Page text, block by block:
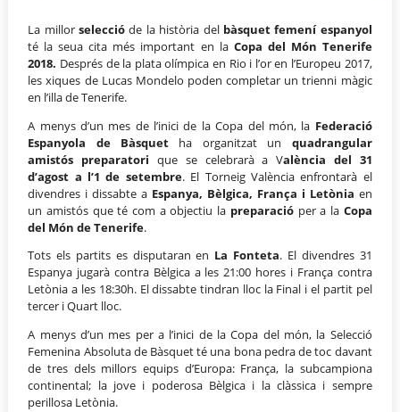
La millorselecció de la història delbàsquet femení espanyol
té la seua cita més important en la Copa del Món Tenerife
2018. Després de la plata olímpica en Rio i l’or en l’Europeu 2017,
les xiques de Lucas Mondelo poden completar un trienni màgic
en l’illa de Tenerife.
A menys d’un mes de l’inici de la Copa del món, la Federació
Espanyola de Bàsquet ha organitzat un quadrangular
amistós preparatori que se celebrarà a València del 31
d’agost a l’1 de setembre. El Torneig València enfrontarà el
divendres i dissabte a Espanya, Bèlgica, França i Letònia en
un amistós que té com a objectiu la preparacióper a laCopa
del Món de Tenerife.
Tots els partits es disputaran en La Fonteta. El divendres 31
Espanya jugarà contra Bèlgica a les 21:00 hores i França contra
Letònia a les 18:30h. El dissabte tindran lloc la Final i el partit pel
tercer i Quart lloc.
A menys d’un mes per a l’inici de la Copa del món, la Selecció
Femenina Absoluta de Bàsquet té una bona pedra de toc davant
de tres dels millors equips d’Europa: França, la subcampiona
continental; la jove i poderosa Bèlgica i la clàssica i sempre
perillosa Letònia.